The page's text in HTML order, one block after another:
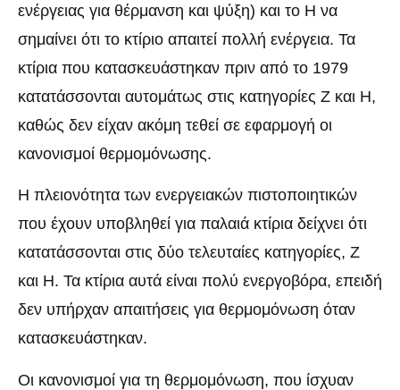
ενέργειας για θέρμανση και ψύξη) και το Η να
σημαίνει ότι το κτίριο απαιτεί πολλή ενέργεια. Τα
κτίρια που κατασκευάστηκαν πριν από το 1979
κατατάσσονται αυτομάτως στις κατηγορίες Ζ και Η,
καθώς δεν είχαν ακόμη τεθεί σε εφαρμογή οι
κανονισμοί θερμομόνωσης.
Η πλειονότητα των ενεργειακών πιστοποιητικών
που έχουν υποβληθεί για παλαιά κτίρια δείχνει ότι
κατατάσσονται στις δύο τελευταίες κατηγορίες, Ζ
και Η. Τα κτίρια αυτά είναι πολύ ενεργοβόρα, επειδή
δεν υπήρχαν απαιτήσεις για θερμομόνωση όταν
κατασκευάστηκαν.
Οι κανονισμοί για τη θερμομόνωση, που ίσχυαν